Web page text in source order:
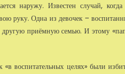
наружу. Известен случай,
руку. Одна из девочек –
приёмную семью. И этому
воспитательных целях» были